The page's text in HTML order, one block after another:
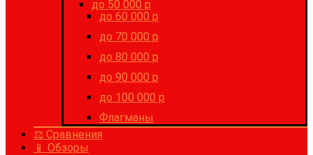
до 50 000 р
до 60 000 р
до 70 000 р
до 80 000 р
до 90 000 р
до 100 000 р
Флагманы
⚖ Сравнения
📱 Обзоры